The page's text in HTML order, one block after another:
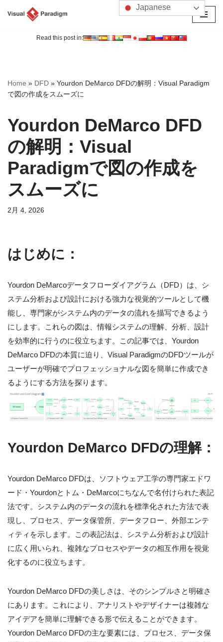
へ
ス
ッ
プ
Read this post in:
Home » DFD » Yourdon DeMarco DFDの解明：Visual Paradigm
で図の作成をスムーズに
Yourdon DeMarco DFD
の解明：Visual
Paradigmで図の作成を
スムーズに
2月 4, 2026
はじめに：
Yourdon DeMarcoデータフローダイアグラム（DFD）は、シ
ステム分析および設計における強力な視覚的ツールとして機
能し、専門家がシステム内のデータの流れを描写できるよう
にします。これらの図は、情報システムの理解、分析、設計
を効率的に行うのに役立ちます。この記事では、Yourdon
DeMarco DFDの本質に迫り、Visual ParadigmのDFDツールが
ユーザーが明確でプロフェッショナルな図を簡単に作成でき
るようにする方法を探ります。
Yourdon DeMarco DFDの理解：
Yourdon DeMarco DFDは、ソフトウェア工学の専門家エドワ
ード・Yourdonとトム・DeMarcoにちなんで名付けられた表記
法です。システム内のデータの流れを標準化された方法で表
現し、プロセス、データ保管所、データフロー、外部エンテ
ィティを示します。この表記法は、システム分析および設計
に広く用いられ、複雑なプロセスやデータの相互作用を視覚
化するのに役立ちます。
Yourdon DeMarco DFDの美しさは、そのシンプルさと明確さ
にあります。これにより、アナリストやデザイナーは複雑な
アイデアを簡単に理解できる形で伝えることができます。
Yourdon DeMarco DFDの主な要素には、プロセス、データ保
Japanese